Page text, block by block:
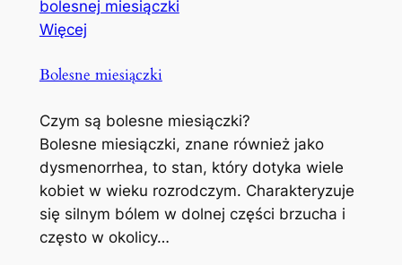
Więcej
Bolesne miesiączki
Czym są bolesne miesiączki?
Bolesne miesiączki, znane również jako
dysmenorrhea, to stan, który dotyka wiele
kobiet w wieku rozrodczym. Charakteryzuje
się silnym bólem w dolnej części brzucha i
często w okolicy…